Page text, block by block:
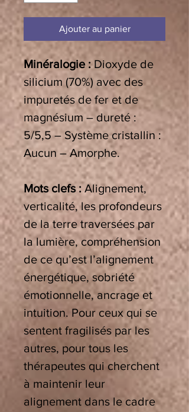
Ajouter au panier
Minéralogie : Dioxyde de
silicium (70%) avec des
impuretés de fer et de
magnésium – dureté :
5/5,5 – Système cristallin :
Aucun – Amorphe.
Mots clefs : Alignement,
verticalité, les profondeurs
de la terre traversées par
la lumière, compréhension
de ce qu’est l’alignement
énergétique, sobriété
émotionnelle, ancrage et
intuition. Pour ceux qui se
sentent fragilisés par les
autres, pour tous les
thérapeutes qui cherchent
à maintenir leur
alignement dans le cadre